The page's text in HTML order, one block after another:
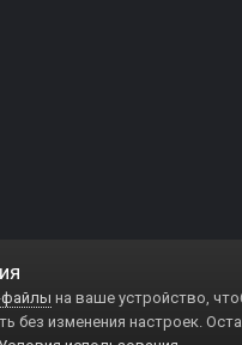
на ваше устройство,
без изменения настроек.